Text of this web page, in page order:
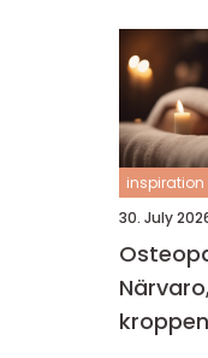
inspiration
30. July